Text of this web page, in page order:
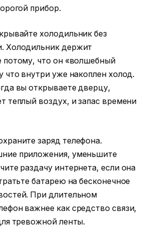
прибор.
холодильник без
Холодильник держит
потому, что он «волшебный
что внутри уже накоплен холод.
вы открываете дверцу,
теплый воздух, и запас времени
заряд телефона.
приложения, уменьшите
раздачу интернета, если она
батарею на бесконечное
При длительном
важнее как средство связи,
тревожной ленты.